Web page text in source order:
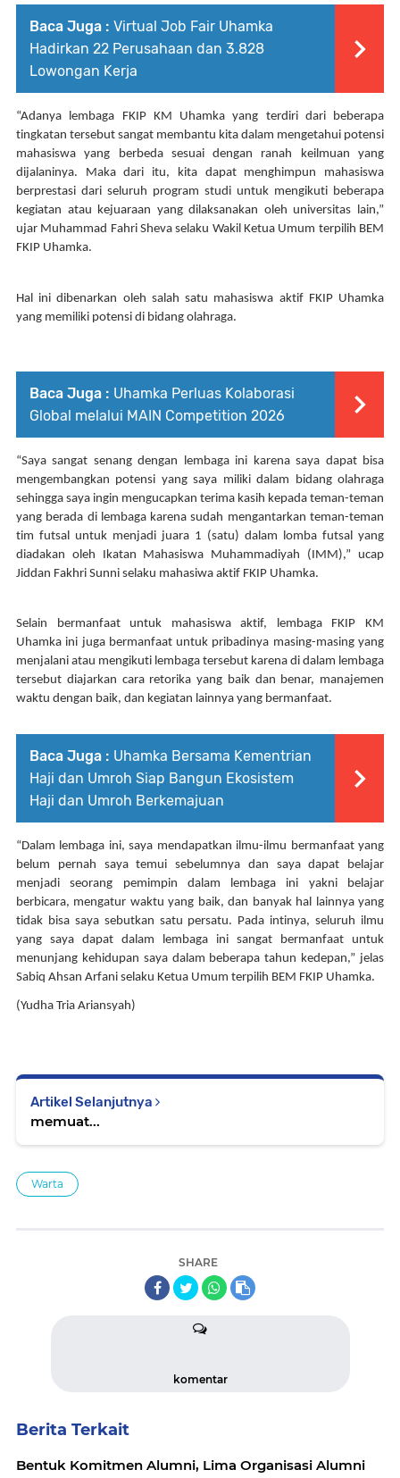
Baca Juga : Virtual Job Fair Uhamka
Hadirkan 22 Perusahaan dan 3.828
Lowongan Kerja
“Adanya lembaga FKIP KM Uhamka yang terdiri dari beberapa
tingkatan tersebut sangat membantu kita dalam mengetahui potensi
mahasiswa yang berbeda sesuai dengan ranah keilmuan yang
dijalaninya. Maka dari itu, kita dapat menghimpun mahasiswa
berprestasi dari seluruh program studi untuk mengikuti beberapa
kegiatan atau kejuaraan yang dilaksanakan oleh universitas lain,”
ujar Muhammad Fahri Sheva selaku Wakil Ketua Umum terpilih BEM
FKIP Uhamka.
Hal ini dibenarkan oleh salah satu mahasiswa aktif FKIP Uhamka
yang memiliki potensi di bidang olahraga.
Baca Juga : Uhamka Perluas Kolaborasi
Global melalui MAIN Competition 2026
“Saya sangat senang dengan lembaga ini karena saya dapat bisa
mengembangkan potensi yang saya miliki dalam bidang olahraga
sehingga saya ingin mengucapkan terima kasih kepada teman-teman
yang berada di lembaga karena sudah mengantarkan teman-teman
tim futsal untuk menjadi juara 1 (satu) dalam lomba futsal yang
diadakan oleh Ikatan Mahasiswa Muhammadiyah (IMM),” ucap
Jiddan Fakhri Sunni selaku mahasiwa aktif FKIP Uhamka.
Selain bermanfaat untuk mahasiswa aktif, lembaga FKIP KM
Uhamka ini juga bermanfaat untuk pribadinya masing-masing yang
menjalani atau mengikuti lembaga tersebut karena di dalam lembaga
tersebut diajarkan cara retorika yang baik dan benar, manajemen
waktu dengan baik, dan kegiatan lainnya yang bermanfaat.
Baca Juga : Uhamka Bersama Kementrian
Haji dan Umroh Siap Bangun Ekosistem
Haji dan Umroh Berkemajuan
“Dalam lembaga ini, saya mendapatkan ilmu-ilmu bermanfaat yang
belum pernah saya temui sebelumnya dan saya dapat belajar
menjadi seorang pemimpin dalam lembaga ini yakni belajar
berbicara, mengatur waktu yang baik, dan banyak hal lainnya yang
tidak bisa saya sebutkan satu persatu. Pada intinya, seluruh ilmu
yang saya dapat dalam lembaga ini sangat bermanfaat untuk
menunjang kehidupan saya dalam beberapa tahun kedepan,” jelas
Sabiq Ahsan Arfani selaku Ketua Umum terpilih BEM FKIP Uhamka.
(Yudha Tria Ariansyah)
Artikel Selanjutnya
memuat...
Warta
SHARE
komentar
Berita Terkait
Bentuk Komitmen Alumni, Lima Organisasi Alumni